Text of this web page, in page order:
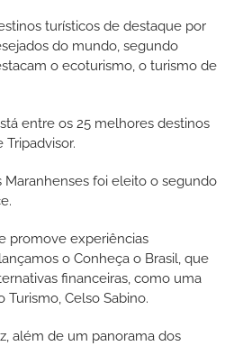
turísticos de destaque por
do mundo, segundo
o ecoturismo, o turismo de
entre os 25 melhores destinos
Maranhenses foi eleito o segundo
promove experiências
o Conheça o Brasil, que
financeiras, como uma
Celso Sabino.
além de um panorama dos